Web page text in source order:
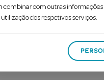
combinar com outras informações
utilização dos respetivos serviços.